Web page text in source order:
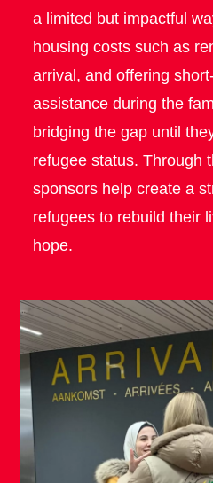
a limited but impactful
housing costs such as
arrival, and offering
assistance during the
bridging the gap until
refugee status. Through
sponsors help create a
refugees to rebuild their
hope.